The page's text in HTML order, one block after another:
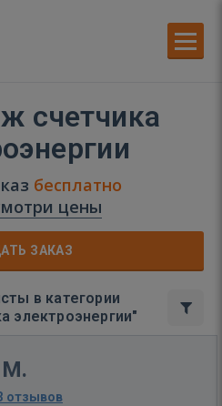
счетчика
бесплатно
цены
ЗАКАЗ
в категории
электроэнергии"
отзывов